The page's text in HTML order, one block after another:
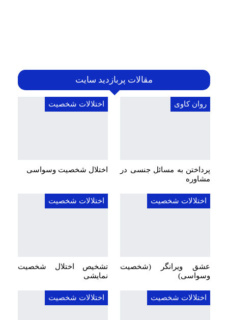
مقالات پربازدید سایت
روان کاوی
پرداختن به مسائل جنسی در
مشاوره
اختلالات شخصیت
اختلال شخصیت وسواسی
اختلالات شخصیت
عشق ویرانگر (شخصیت
وسواسی)
اختلالات شخصیت
تشخیص اختلال شخصیت
نمایشی
اختلالات شخصیت اختلالات شخصیت